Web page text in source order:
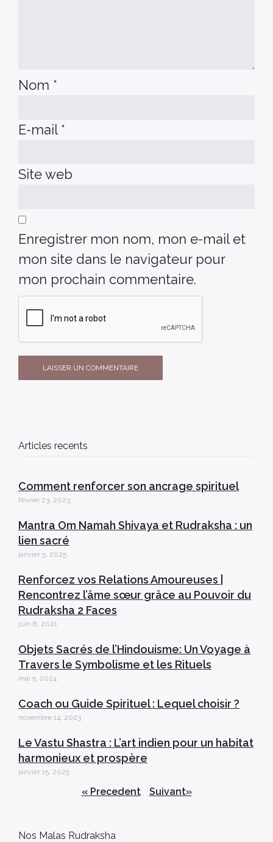
Nom *
E-mail *
Site web
Enregistrer mon nom, mon e-mail et
mon site dans le navigateur pour
mon prochain commentaire.
Articles recents
Comment renforcer son ancrage spirituel
février 23, 2023
Mantra Om Namah Shivaya et Rudraksha : un
lien sacré
janvier 5, 2025
Renforcez vos Relations Amoureuses |
Rencontrez l’âme sœur grâce au Pouvoir du
Rudraksha 2 Faces
juin 8, 2021
Objets Sacrés de l’Hindouisme: Un Voyage à
Travers le Symbolisme et les Rituels
mai 5, 2024
Coach ou Guide Spirituel : Lequel choisir ?
novembre 14, 2023
Le Vastu Shastra : L’art indien pour un habitat
harmonieux et prospère
janvier 15, 2025
« Precedent Suivant»
Nos Malas Rudraksha